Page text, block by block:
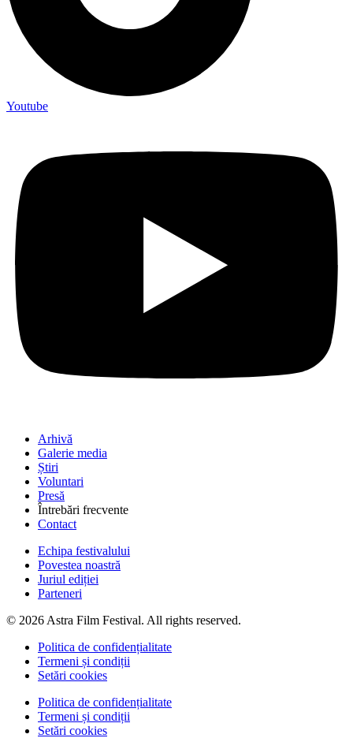
Youtube
Arhivă
Galerie media
Știri
Voluntari
Presă
Întrebări frecvente
Contact
Echipa festivalului
Povestea noastră
Juriul ediției
Parteneri
© 2026 Astra Film Festival. All rights reserved.
Politica de confidențialitate
Termeni și condiții
Setări cookies
Politica de confidențialitate
Termeni și condiții
Setări cookies